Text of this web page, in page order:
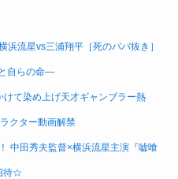
浜流星vs三浦翔平［死のババ抜き］
自らの命―
て染め上げ天才ギャンブラー熱
クター動画解禁
中田秀夫監督×横浜流星主演『嘘喰
待☆